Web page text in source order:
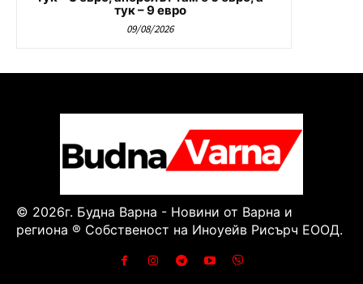
тук – 9 евро
09/08/2026
© 2026г. Будна Варна - Новини от Варна и
региона ® Собственост на Иноуейв Рисърч ЕООД.